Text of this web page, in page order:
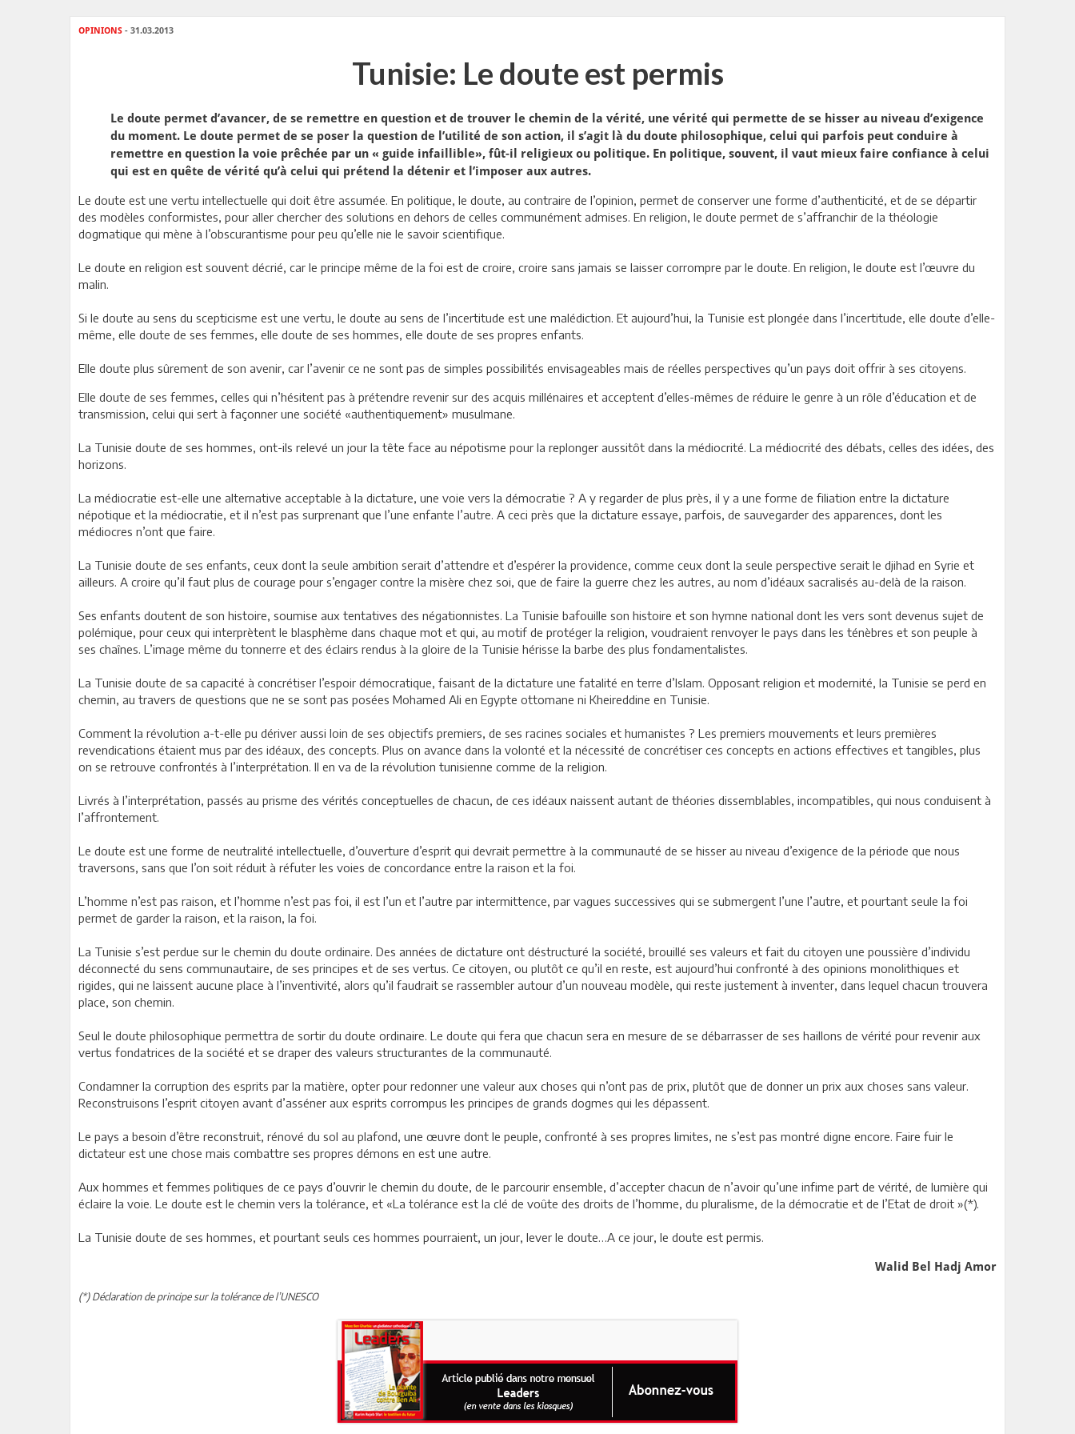
OPINIONS - 31.03.2013
Tunisie: Le doute est permis
Le doute permet d’avancer, de se remettre en question et de trouver le chemin de la vérité, une vérité qui permette de se hisser au niveau d’exigence
du moment. Le doute permet de se poser la question de l’utilité de son action, il s’agit là du doute philosophique, celui qui parfois peut conduire à
remettre en question la voie prêchée par un « guide infaillible», fût-il religieux ou politique. En politique, souvent, il vaut mieux faire confiance à celui
qui est en quête de vérité qu’à celui qui prétend la détenir et l’imposer aux autres.
Le doute est une vertu intellectuelle qui doit être assumée. En politique, le doute, au contraire de l’opinion, permet de conserver une forme d’authenticité, et de se départir
des modèles conformistes, pour aller chercher des solutions en dehors de celles communément admises. En religion, le doute permet de s’affranchir de la théologie
dogmatique qui mène à l’obscurantisme pour peu qu’elle nie le savoir scientifique.
Le doute en religion est souvent décrié, car le principe même de la foi est de croire, croire sans jamais se laisser corrompre par le doute. En religion, le doute est l’œuvre du
malin.
Si le doute au sens du scepticisme est une vertu, le doute au sens de l’incertitude est une malédiction. Et aujourd’hui, la Tunisie est plongée dans l’incertitude, elle doute d’elle-
même, elle doute de ses femmes, elle doute de ses hommes, elle doute de ses propres enfants.
Elle doute plus sûrement de son avenir, car l’avenir ce ne sont pas de simples possibilités envisageables mais de réelles perspectives qu’un pays doit offrir à ses citoyens.
Elle doute de ses femmes, celles qui n’hésitent pas à prétendre revenir sur des acquis millénaires et acceptent d’elles-mêmes de réduire le genre à un rôle d’éducation et de
transmission, celui qui sert à façonner une société «authentiquement» musulmane.
La Tunisie doute de ses hommes, ont-ils relevé un jour la tête face au népotisme pour la replonger aussitôt dans la médiocrité. La médiocrité des débats, celles des idées, des
horizons.
La médiocratie est-elle une alternative acceptable à la dictature, une voie vers la démocratie ? A y regarder de plus près, il y a une forme de filiation entre la dictature
népotique et la médiocratie, et il n’est pas surprenant que l’une enfante l’autre. A ceci près que la dictature essaye, parfois, de sauvegarder des apparences, dont les
médiocres n’ont que faire.
La Tunisie doute de ses enfants, ceux dont la seule ambition serait d’attendre et d’espérer la providence, comme ceux dont la seule perspective serait le djihad en Syrie et
ailleurs. A croire qu’il faut plus de courage pour s’engager contre la misère chez soi, que de faire la guerre chez les autres, au nom d’idéaux sacralisés au-delà de la raison.
Ses enfants doutent de son histoire, soumise aux tentatives des négationnistes. La Tunisie bafouille son histoire et son hymne national dont les vers sont devenus sujet de
polémique, pour ceux qui interprètent le blasphème dans chaque mot et qui, au motif de protéger la religion, voudraient renvoyer le pays dans les ténèbres et son peuple à
ses chaînes. L’image même du tonnerre et des éclairs rendus à la gloire de la Tunisie hérisse la barbe des plus fondamentalistes.
La Tunisie doute de sa capacité à concrétiser l’espoir démocratique, faisant de la dictature une fatalité en terre d’Islam. Opposant religion et modernité, la Tunisie se perd en
chemin, au travers de questions que ne se sont pas posées Mohamed Ali en Egypte ottomane ni Kheireddine en Tunisie.
Comment la révolution a-t-elle pu dériver aussi loin de ses objectifs premiers, de ses racines sociales et humanistes ? Les premiers mouvements et leurs premières
revendications étaient mus par des idéaux, des concepts. Plus on avance dans la volonté et la nécessité de concrétiser ces concepts en actions effectives et tangibles, plus
on se retrouve confrontés à l’interprétation. Il en va de la révolution tunisienne comme de la religion.
Livrés à l’interprétation, passés au prisme des vérités conceptuelles de chacun, de ces idéaux naissent autant de théories dissemblables, incompatibles, qui nous conduisent à
l’affrontement.
Le doute est une forme de neutralité intellectuelle, d’ouverture d’esprit qui devrait permettre à la communauté de se hisser au niveau d’exigence de la période que nous
traversons, sans que l’on soit réduit à réfuter les voies de concordance entre la raison et la foi.
L’homme n’est pas raison, et l’homme n’est pas foi, il est l’un et l’autre par intermittence, par vagues successives qui se submergent l’une l’autre, et pourtant seule la foi
permet de garder la raison, et la raison, la foi.
La Tunisie s’est perdue sur le chemin du doute ordinaire. Des années de dictature ont déstructuré la société, brouillé ses valeurs et fait du citoyen une poussière d’individu
déconnecté du sens communautaire, de ses principes et de ses vertus. Ce citoyen, ou plutôt ce qu’il en reste, est aujourd’hui confronté à des opinions monolithiques et
rigides, qui ne laissent aucune place à l’inventivité, alors qu’il faudrait se rassembler autour d’un nouveau modèle, qui reste justement à inventer, dans lequel chacun trouvera
place, son chemin.
Seul le doute philosophique permettra de sortir du doute ordinaire. Le doute qui fera que chacun sera en mesure de se débarrasser de ses haillons de vérité pour revenir aux
vertus fondatrices de la société et se draper des valeurs structurantes de la communauté.
Condamner la corruption des esprits par la matière, opter pour redonner une valeur aux choses qui n’ont pas de prix, plutôt que de donner un prix aux choses sans valeur.
Reconstruisons l’esprit citoyen avant d’asséner aux esprits corrompus les principes de grands dogmes qui les dépassent.
Le pays a besoin d’être reconstruit, rénové du sol au plafond, une œuvre dont le peuple, confronté à ses propres limites, ne s’est pas montré digne encore. Faire fuir le
dictateur est une chose mais combattre ses propres démons en est une autre.
Aux hommes et femmes politiques de ce pays d’ouvrir le chemin du doute, de le parcourir ensemble, d’accepter chacun de n’avoir qu’une infime part de vérité, de lumière qui
éclaire la voie. Le doute est le chemin vers la tolérance, et «La tolérance est la clé de voûte des droits de l’homme, du pluralisme, de la démocratie et de l’Etat de droit »(*).
La Tunisie doute de ses hommes, et pourtant seuls ces hommes pourraient, un jour, lever le doute…A ce jour, le doute est permis.
Walid Bel Hadj Amor
(*) Déclaration de principe sur la tolérance de l’UNESCO